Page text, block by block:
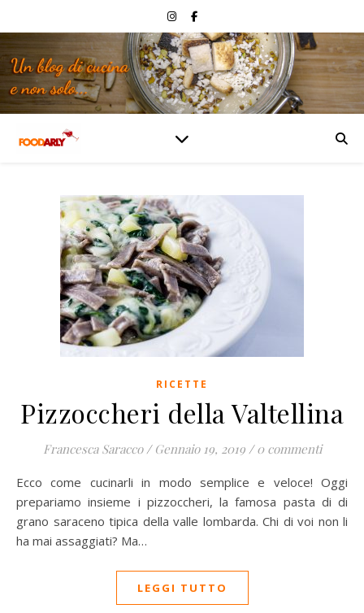
RICETTE
Pizzoccheri della Valtellina
Francesca Saracco / Gennaio 19, 2019 / 0 commenti
Ecco come cucinarli in modo semplice e veloce! Oggi
prepariamo insieme i pizzoccheri, la famosa pasta di di
grano saraceno tipica della valle lombarda. Chi di voi non li
ha mai assaggiati? Ma…
LEGGI TUTTO